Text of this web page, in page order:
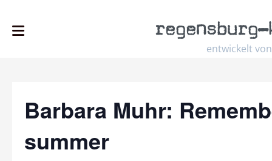
entwickelt von
regensburg–
Barbara Muhr:
summer